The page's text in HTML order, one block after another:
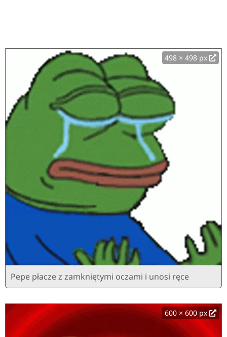
498 × 498 px
Pepe płacze z zamkniętymi oczami i unosi ręce
600 × 600 px